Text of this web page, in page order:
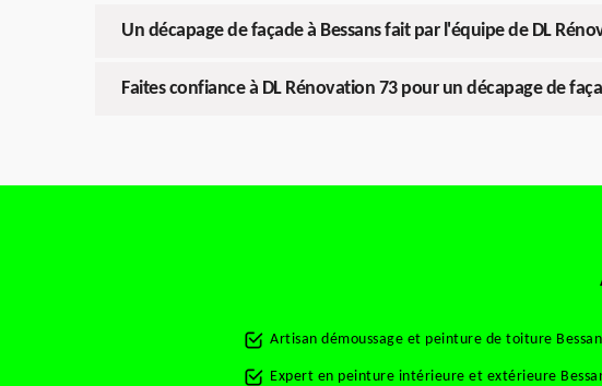
Un décapage de façade à Bessans fait par l'équipe de DL
Faites confiance à DL Rénovation 73 pour un décapage de
Artisan démoussage et peinture de toiture
Expert en peinture intérieure et extérieure